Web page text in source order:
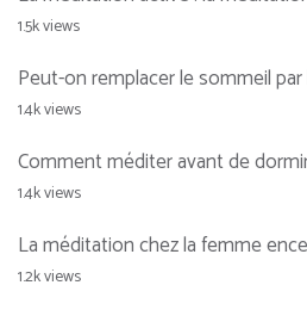
1.5k views
Peut-on remplacer le sommeil
1.4k views
Comment méditer avant de
1.4k views
La méditation chez la femme
1.2k views